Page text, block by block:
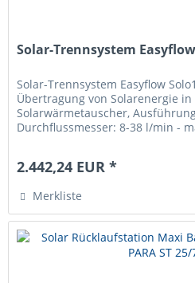
Solar-Trennsystem
Solar-Trennsystem Easyflow
Übertragung von Solarenergie
Solarwärmetauscher,
Durchflussmesser: 8-38 l/min -
2.442,24 EUR *
Merkliste